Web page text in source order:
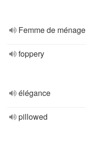
Femme de ménage
foppery
élégance
pillowed